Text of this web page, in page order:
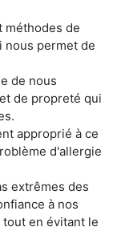
méthodes de
nous permet de
de nous
de propreté qui
approprié à ce
d'allergie
extrêmes des
à nos
en évitant le